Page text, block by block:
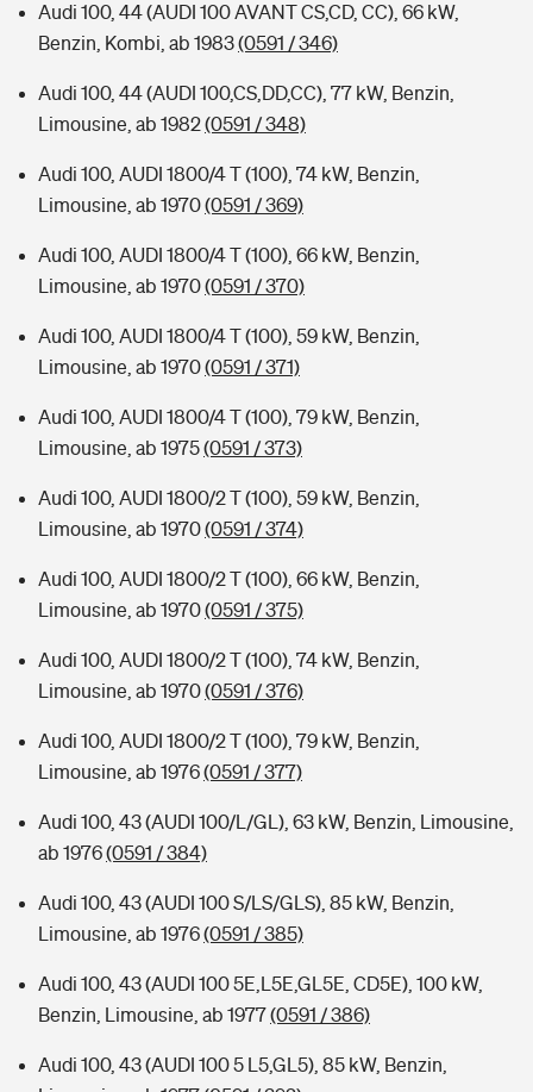
Audi 100, 44 (AUDI 100 AVANT CS,CD, CC), 66 kW,
Benzin, Kombi, ab 1983(0591 / 346)
Audi 100, 44 (AUDI 100,CS,DD,CC), 77 kW, Benzin,
Limousine, ab 1982(0591 / 348)
Audi 100, AUDI 1800/4 T (100), 74 kW, Benzin,
Limousine, ab 1970(0591 / 369)
Audi 100, AUDI 1800/4 T (100), 66 kW, Benzin,
Limousine, ab 1970(0591 / 370)
Audi 100, AUDI 1800/4 T (100), 59 kW, Benzin,
Limousine, ab 1970(0591 / 371)
Audi 100, AUDI 1800/4 T (100), 79 kW, Benzin,
Limousine, ab 1975(0591 / 373)
Audi 100, AUDI 1800/2 T (100), 59 kW, Benzin,
Limousine, ab 1970(0591 / 374)
Audi 100, AUDI 1800/2 T (100), 66 kW, Benzin,
Limousine, ab 1970(0591 / 375)
Audi 100, AUDI 1800/2 T (100), 74 kW, Benzin,
Limousine, ab 1970(0591 / 376)
Audi 100, AUDI 1800/2 T (100), 79 kW, Benzin,
Limousine, ab 1976(0591 / 377)
Audi 100, 43 (AUDI 100/L/GL), 63 kW, Benzin, Limousine,
ab 1976(0591 / 384)
Audi 100, 43 (AUDI 100 S/LS/GLS), 85 kW, Benzin,
Limousine, ab 1976(0591 / 385)
Audi 100, 43 (AUDI 100 5E,L5E,GL5E, CD5E), 100 kW,
Benzin, Limousine, ab 1977(0591 / 386)
Audi 100, 43 (AUDI 100 5 L5,GL5), 85 kW, Benzin,